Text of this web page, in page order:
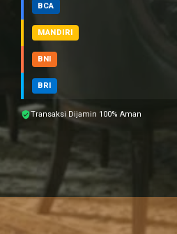
BCA
MANDIRI
BNI
BRI
Transaksi Dijamin 100% Aman